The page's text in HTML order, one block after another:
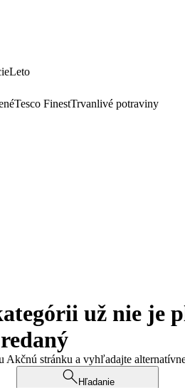
Leto
Tesco FinestTrvanlivé potraviny
už nie je
Akčnú stránku a vyhľadajte
Hľadanie